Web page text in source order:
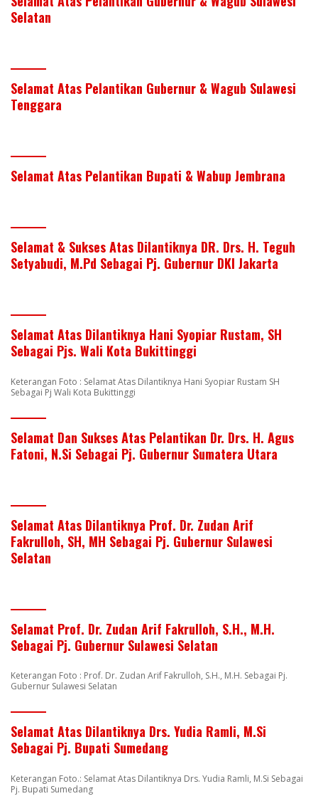
Selatan
Selamat Atas Pelantikan Gubernur & Wagub Sulawesi
Tenggara
Selamat Atas Pelantikan Bupati & Wabup Jembrana
Selamat & Sukses Atas Dilantiknya DR. Drs. H. Teguh
Setyabudi, M.Pd Sebagai Pj. Gubernur DKI Jakarta
Selamat Atas Dilantiknya Hani Syopiar Rustam, SH
Sebagai Pjs. Wali Kota Bukittinggi
Keterangan Foto : Selamat Atas Dilantiknya Hani Syopiar Rustam SH
Sebagai Pj Wali Kota Bukittinggi
Selamat Dan Sukses Atas Pelantikan Dr. Drs. H. Agus
Fatoni, N.Si Sebagai Pj. Gubernur Sumatera Utara
Selamat Atas Dilantiknya Prof. Dr. Zudan Arif
Fakrulloh, SH, MH Sebagai Pj. Gubernur Sulawesi
Selatan
Selamat Prof. Dr. Zudan Arif Fakrulloh, S.H., M.H.
Sebagai Pj. Gubernur Sulawesi Selatan
Keterangan Foto : Prof. Dr. Zudan Arif Fakrulloh, S.H., M.H. Sebagai Pj.
Gubernur Sulawesi Selatan
Selamat Atas Dilantiknya Drs. Yudia Ramli, M.Si
Sebagai Pj. Bupati Sumedang
Keterangan Foto.: Selamat Atas Dilantiknya Drs. Yudia Ramli, M.Si Sebagai
Pj. Bupati Sumedang